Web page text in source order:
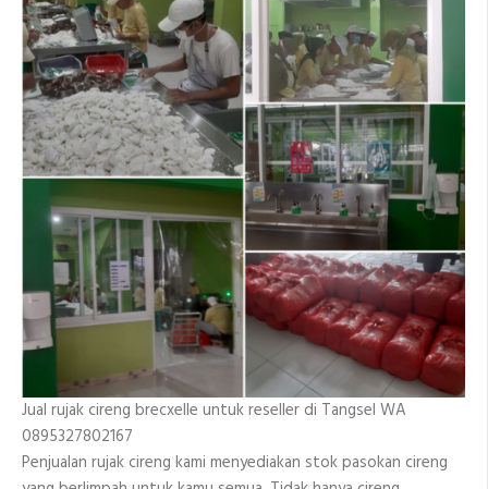
Jual rujak cireng brecxelle untuk reseller di Tangsel WA
0895327802167
Penjualan rujak cireng kami menyediakan stok pasokan cireng